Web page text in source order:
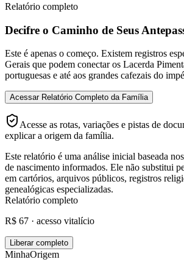
Relatório completo
Decifre o Caminho de Seus
Este é apenas o começo. Existem registros
Gerais que podem conectar os Lacerda
portuguesas e até aos grandes cafezais do
Acessar Relatório Completo da Família
Acesse as rotas, variações e pistas de
explicar a origem da família.
Este relatório é uma análise inicial baseada
de nascimento informados. Ele não substitui
em cartórios, arquivos públicos, registros
genealógicas especializadas.
Relatório completo
R$ 67 · acesso vitalício
Liberar completo
MinhaOrigem